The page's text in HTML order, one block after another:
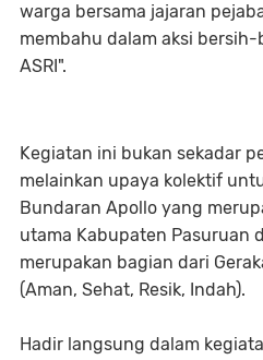
warga bersama jajaran
membahu dalam aksi
ASRI".
Kegiatan ini bukan sekadar
melainkan upaya kolektif
Bundaran Apollo yang
utama Kabupaten Pasuruan
merupakan bagian dari
(Aman, Sehat, Resik, Indah).
Hadir langsung dalam